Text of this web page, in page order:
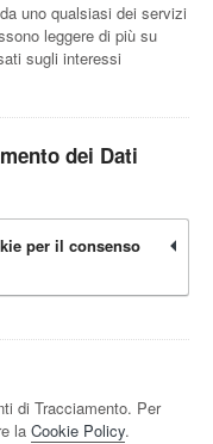
uno qualsiasi dei servizi
leggere di più su
sugli interessi
dei Dati
per il consenso
di Tracciamento. Per
la Cookie Policy.